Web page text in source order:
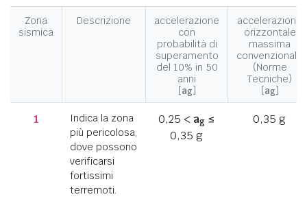
Zona
sismica
Descrizione
accelerazione
con
probabilità di
superamento
del 10% in 50
anni
[ag]
accelerazione
orizzontale
massima
convenzionale
(Norme
Tecniche)
[ag]
1
Indica la zona
più pericolosa,
dove possono
verificarsi
fortissimi
terremoti.
0,25 < ag≤
0,35 g
0,35 g